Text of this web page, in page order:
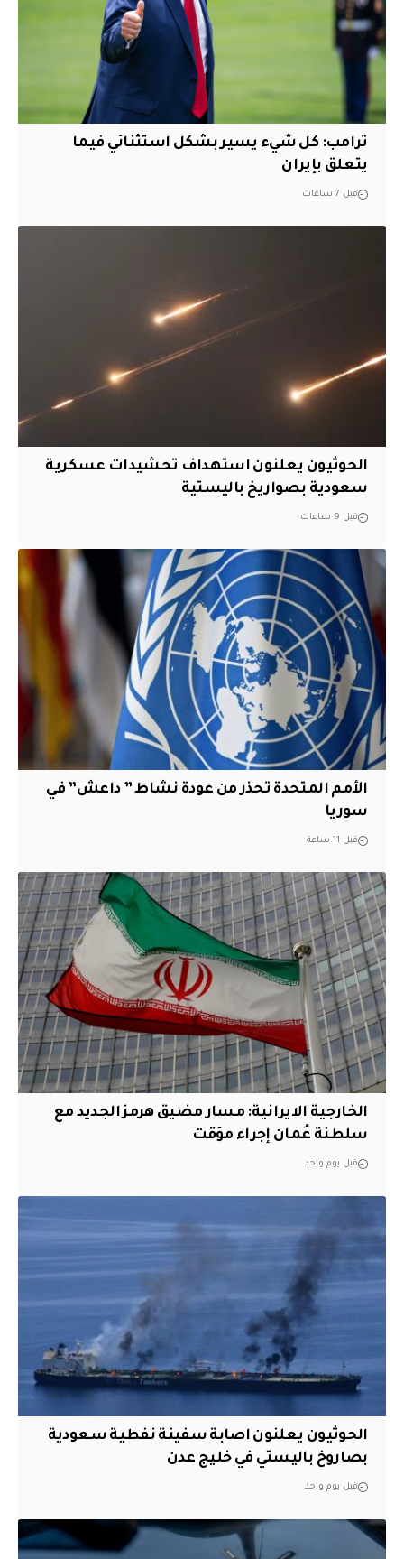
ترامب: كل شيء يسير بشكل استثنائي فيما
يتعلق بإيران
قبل 7 ساعات
الحوثيون يعلنون استهداف تحشيدات عسكرية
سعودية بصواريخ باليستية
قبل 9 ساعات
الأمم المتحدة تحذر من عودة نشاط ” داعش” في
سوريا
قبل 11 ساعة
الخارجية الايرانية: مسار مضيق هرمز الجديد مع
سلطنة عُمان إجراء مؤقت
قبل يوم واحد
الحوثيون يعلنون اصابة سفينة نفطية سعودية
بصاروخ باليستي في خليج عدن
قبل يوم واحد